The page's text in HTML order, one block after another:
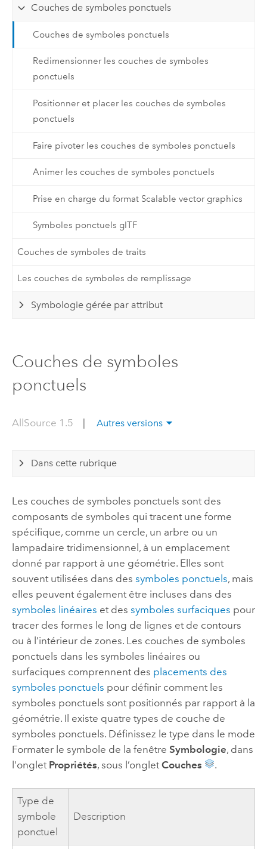
Couches de symboles ponctuels
Couches de symboles ponctuels
Redimensionner les couches de symboles
ponctuels
Positionner et placer les couches de symboles
ponctuels
Faire pivoter les couches de symboles ponctuels
Animer les couches de symboles ponctuels
Prise en charge du format Scalable vector graphics
Symboles ponctuels glTF
Couches de symboles de traits
Les couches de symboles de remplissage
Symbologie gérée par attribut
Couches de symboles
ponctuels
AllSource 1.5 Autres versions
Dans cette rubrique
Les couches de symboles ponctuels sont des
composants de symboles qui tracent une forme
spécifique, comme un cercle, un arbre ou un
lampadaire tridimensionnel, à un emplacement
donné par rapport à une géométrie. Elles sont
souvent utilisées dans des symboles ponctuels, mais
elles peuvent également être incluses dans des
symboles linéaires et des symboles surfaciques pour
tracer des formes le long de lignes et de contours
ou à l’intérieur de zones. Les couches de symboles
ponctuels dans les symboles linéaires ou
surfaciques comprennent des placements des
symboles ponctuels pour définir comment les
symboles ponctuels sont positionnés par rapport à la
géométrie. Il existe quatre types de couche de
symboles ponctuels. Définissez le type dans le mode
Formater le symbole de la fenêtre Symbologie, dans
l'onglet Propriétés, sous l’onglet Couches .
Type de
symbole
ponctuel
Description